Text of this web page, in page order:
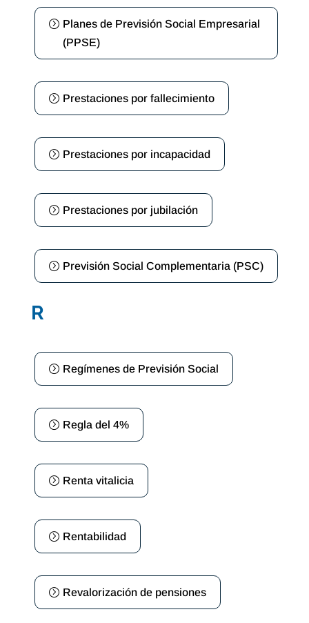
Planes de Previsión Social Empresarial
(PPSE)
Prestaciones por fallecimiento
Prestaciones por incapacidad
Prestaciones por jubilación
Previsión Social Complementaria (PSC)
R
Regímenes de Previsión Social
Regla del 4%
Renta vitalicia
Rentabilidad
Revalorización de pensiones